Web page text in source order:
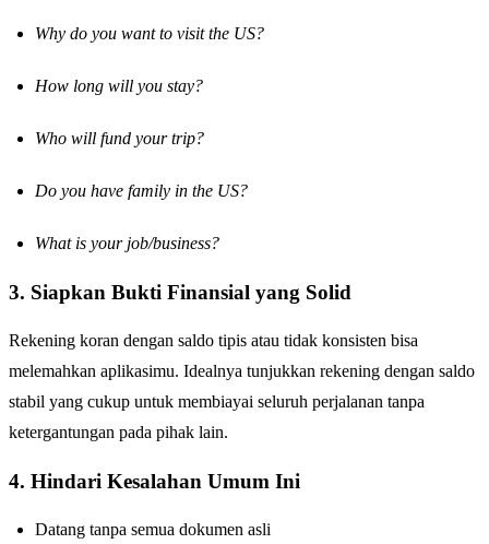
Why do you want to visit the US?
How long will you stay?
Who will fund your trip?
Do you have family in the US?
What is your job/business?
3. Siapkan Bukti Finansial yang Solid
Rekening koran dengan saldo tipis atau tidak konsisten bisa
melemahkan aplikasimu. Idealnya tunjukkan rekening dengan saldo
stabil yang cukup untuk membiayai seluruh perjalanan tanpa
ketergantungan pada pihak lain.
4. Hindari Kesalahan Umum Ini
Datang tanpa semua dokumen asli